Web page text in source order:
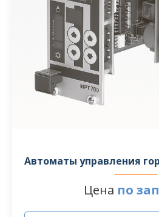
Автоматы управления
Цена по